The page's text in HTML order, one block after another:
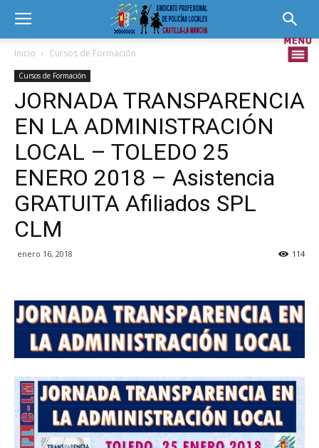
Inicio Cursos de Formación
Cursos de Formación
JORNADA TRANSPARENCIA
EN LA ADMINISTRACIÓN
LOCAL – TOLEDO 25
ENERO 2018 – Asistencia
GRATUITA Afiliados SPL
CLM
enero 16, 2018 114